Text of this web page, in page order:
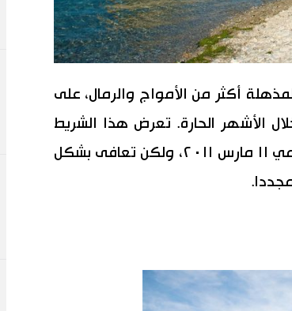
أكثر من الأمواج والرمال، على
الأشهر الحارة. تعرض هذا الشريط
الساحلي الواقع في مدينة ميّاكو، بشدة لتسونامي ١١ مارس ٢٠١١، ولكن تعافى بشكل